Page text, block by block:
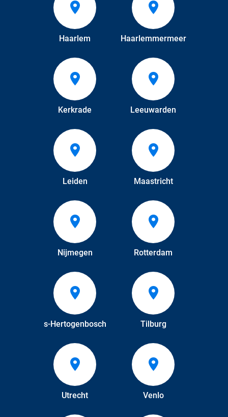
Haarlem Haarlemmermeer
Kerkrade Leeuwarden
Leiden Maastricht
Nijmegen Rotterdam
s-Hertogenbosch Tilburg
Utrecht Venlo